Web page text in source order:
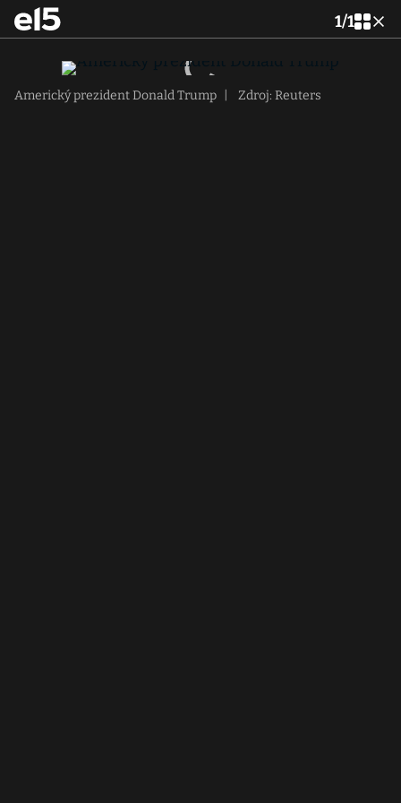
1/1
Americký prezident Donald Trump Zdroj: Reuters